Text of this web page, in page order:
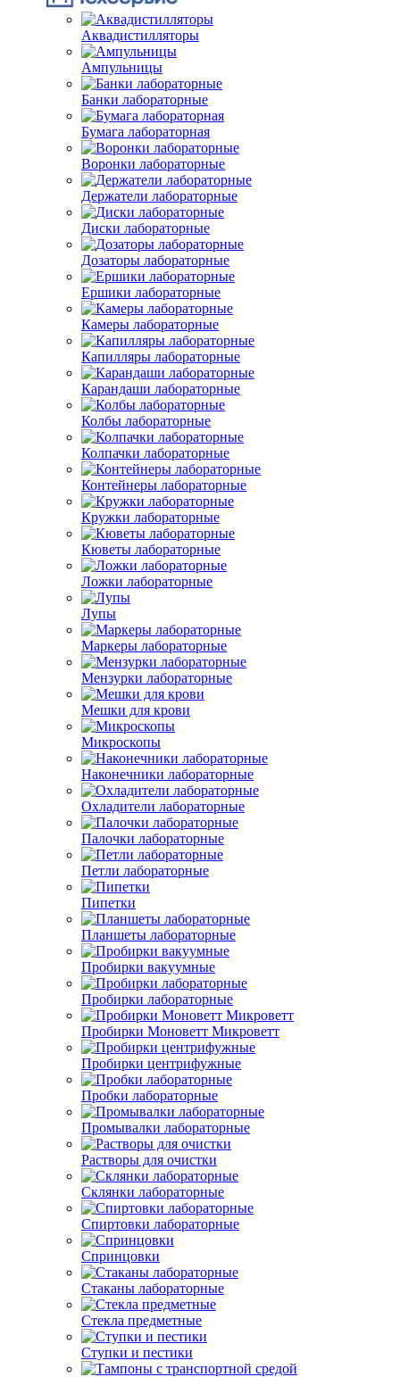
Аквадистилляторы
Ампульницы
Банки лабораторные
Бумага лабораторная
Воронки лабораторные
Держатели лабораторные
Диски лабораторные
Дозаторы лабораторные
Ершики лабораторные
Камеры лабораторные
Капилляры лабораторные
Карандаши лабораторные
Колбы лабораторные
Колпачки лабораторные
Контейнеры лабораторные
Кружки лабораторные
Кюветы лабораторные
Ложки лабораторные
Лупы
Маркеры лабораторные
Мензурки лабораторные
Мешки для крови
Микроскопы
Наконечники лабораторные
Охладители лабораторные
Палочки лабораторные
Петли лабораторные
Пипетки
Планшеты лабораторные
Пробирки вакуумные
Пробирки лабораторные
Пробирки Моноветт Микроветт
Пробирки центрифужные
Пробки лабораторные
Промывалки лабораторные
Растворы для очистки
Склянки лабораторные
Спиртовки лабораторные
Спринцовки
Стаканы лабораторные
Стекла предметные
Ступки и пестики